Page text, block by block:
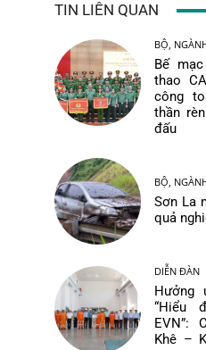
TIN LIÊN QUAN
BỘ,
Bế
thao
công
thần
đấu
BỘ,
Sơn La
quả
DIỄN ĐÀN
Hưởng
“Hiểu
EVN”:
Khê –